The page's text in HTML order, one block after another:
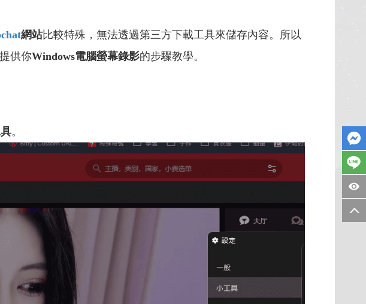
網站比較特殊，無法透過第三方下載工具來儲存內容。所以
供你Windows電腦螢幕錄影的步驟教學。
。